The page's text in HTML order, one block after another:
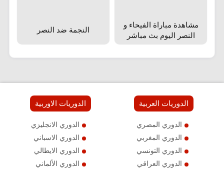
مشاهدة مباراة الفيحاء و
النصر اليوم بث مباشر
النجمة ضد النصر
الدوريات العربية
الدوري المصري
الدوري المغربي
الدوري التونسي
الدوري العراقي
الدوريات الاوربية
الدوري الانجليزي
الدوري الاسباني
الدوري الايطالي
الدوري الألماني